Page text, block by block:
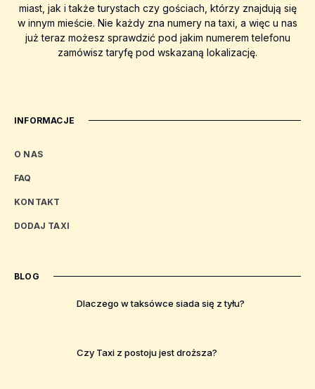
miast, jak i także turystach czy gościach, którzy znajdują się
w innym mieście. Nie każdy zna numery na taxi, a więc u nas
już teraz możesz sprawdzić pod jakim numerem telefonu
zamówisz taryfę pod wskazaną lokalizację.
INFORMACJE
O NAS
FAQ
KONTAKT
DODAJ TAXI
BLOG
Dlaczego w taksówce siada się z tyłu?
Czy Taxi z postoju jest droższa?